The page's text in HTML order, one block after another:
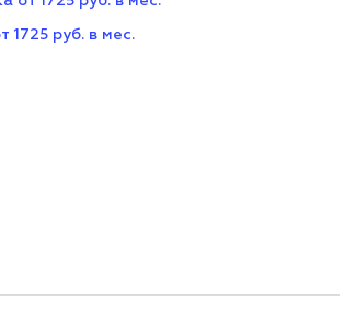
1725 руб. в мес.